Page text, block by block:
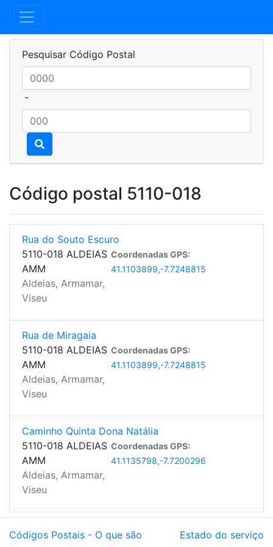
Pesquisar Código Postal
-
Código postal 5110-018
Rua do Souto Escuro
5110-018 ALDEIAS
AMM
Aldeias, Armamar,
Viseu
Coordenadas GPS:
41.1103899,-7.7248815
Rua de Miragaia
5110-018 ALDEIAS
AMM
Aldeias, Armamar,
Viseu
Coordenadas GPS:
41.1103899,-7.7248815
Caminho Quinta Dona Natália
5110-018 ALDEIAS
AMM
Aldeias, Armamar,
Viseu
Coordenadas GPS:
41.1135798,-7.7200296
Códigos Postais - O que são Estado do serviço